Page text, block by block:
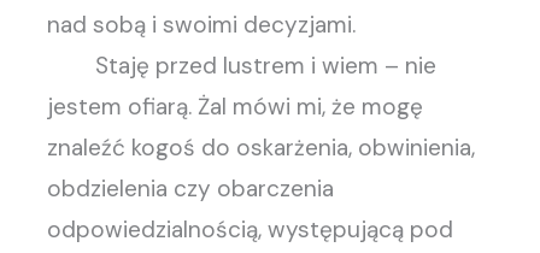
nad sobą i swoimi decyzjami.
Staję przed lustrem i wiem – nie
jestem ofiarą. Żal mówi mi, że mogę
znaleźć kogoś do oskarżenia, obwinienia,
obdzielenia czy obarczenia
odpowiedzialnością, występującą pod